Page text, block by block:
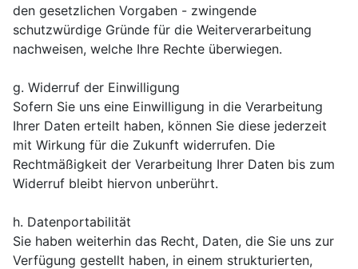
den gesetzlichen Vorgaben - zwingende
schutzwürdige Gründe für die Weiterverarbeitung
nachweisen, welche Ihre Rechte überwiegen.
g. Widerruf der Einwilligung
Sofern Sie uns eine Einwilligung in die Verarbeitung
Ihrer Daten erteilt haben, können Sie diese jederzeit
mit Wirkung für die Zukunft widerrufen. Die
Rechtmäßigkeit der Verarbeitung Ihrer Daten bis zum
Widerruf bleibt hiervon unberührt.
h. Datenportabilität
Sie haben weiterhin das Recht, Daten, die Sie uns zur
Verfügung gestellt haben, in einem strukturierten,